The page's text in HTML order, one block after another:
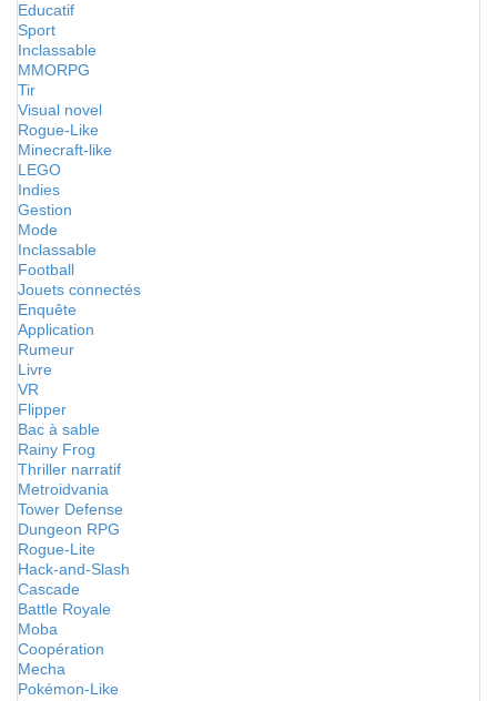
Educatif
Sport
Inclassable
MMORPG
Tir
Visual novel
Rogue-Like
Minecraft-like
LEGO
Indies
Gestion
Mode
Inclassable
Football
Jouets connectés
Enquête
Application
Rumeur
Livre
VR
Flipper
Bac à sable
Rainy Frog
Thriller narratif
Metroidvania
Tower Defense
Dungeon RPG
Rogue-Lite
Hack-and-Slash
Cascade
Battle Royale
Moba
Coopération
Mecha
Pokémon-Like